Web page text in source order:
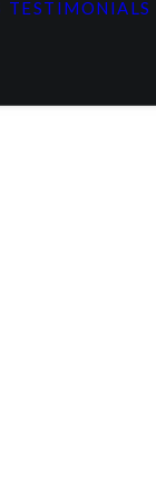
TESTIMONIALS